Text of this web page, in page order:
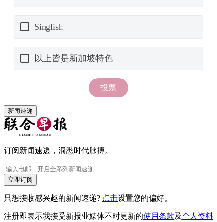
新闻速递
订阅新闻速递，洞悉时代脉搏。
立即订阅
只想接收感兴趣的新闻速递? 点击设置您的偏好。
注册即表示我接受新报业媒体不时更新的使用条款及个人资料